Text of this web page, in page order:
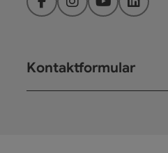
FacebookInstagramYouTubeLinkedIn
Kontaktformular